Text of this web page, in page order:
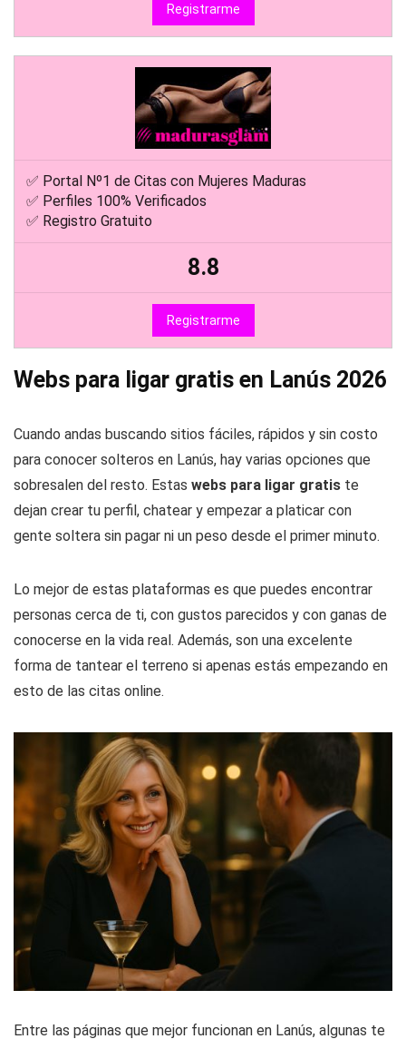
Registrarme
✅ Portal Nº1 de Citas con Mujeres Maduras
✅ Perfiles 100% Verificados
✅ Registro Gratuito
8.8
Registrarme
Webs para ligar gratis en Lanús 2026
Cuando andas buscando sitios fáciles, rápidos y sin costo
para conocer solteros en Lanús, hay varias opciones que
sobresalen del resto. Estas webs para ligar gratis te
dejan crear tu perfil, chatear y empezar a platicar con
gente soltera sin pagar ni un peso desde el primer minuto.
Lo mejor de estas plataformas es que puedes encontrar
personas cerca de ti, con gustos parecidos y con ganas de
conocerse en la vida real. Además, son una excelente
forma de tantear el terreno si apenas estás empezando en
esto de las citas online.
Entre las páginas que mejor funcionan en Lanús, algunas te